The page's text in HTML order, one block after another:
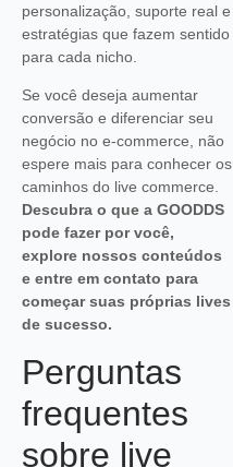
personalização, suporte real e
estratégias que fazem sentido
para cada nicho.
Se você deseja aumentar
conversão e diferenciar seu
negócio no e-commerce, não
espere mais para conhecer os
caminhos do live commerce.
Descubra o que a GOODDS
pode fazer por você,
explore nossos conteúdos
e entre em contato para
começar suas próprias lives
de sucesso.
Perguntas
frequentes
sobre live